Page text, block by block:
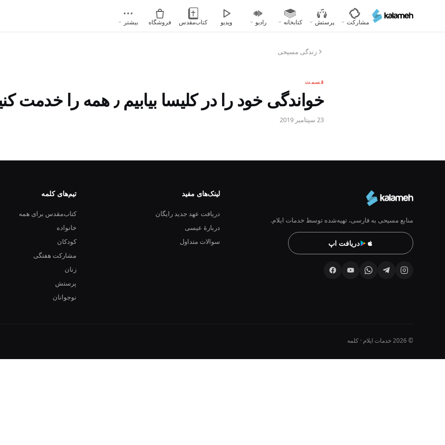
محتوای
مشارکت پرستش کتابخانه رادیو ویدیو کتاب‌مقدس فروشگاه بیشتر
زندگی مسیحی
قسمت
خواندگی خود را در کلیسا بیابیم ٫ همه را خدمت کنیم
23 سپتامبر 2019
منابع مسیحی به فارسی، تهیه‌شده توسط خدمات ایلام.
دریافت اپ
لینک‌های مفید
دریافت عهد جدید رایگان
دربارهٔ عیسی
سوالات متداول
تیم‌های کلمه
کتاب‌مقدس برای همه
خانواده
کودکان
مشارکت هفتگی
زنان
پرستش
نوجوانان
© 2026 خدمات ایلام · کلمه